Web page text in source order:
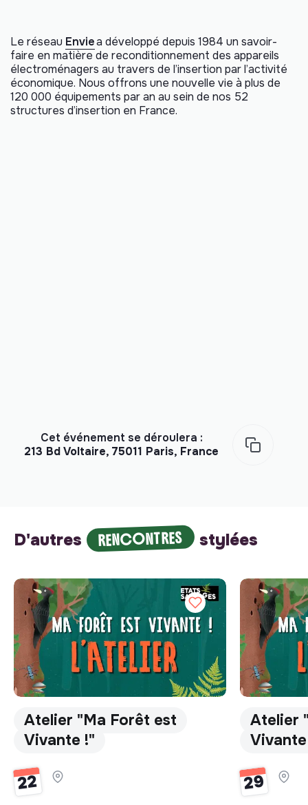
Le réseau Enviea développé depuis 1984 un savoir-
faire en matière de reconditionnement des appareils
électroménagers au travers de l’insertion par l’activité
économique. Nous offrons une nouvelle vie à plus de
120 000 équipements par an au sein de nos 52
structures d’insertion en France.
Cet événement se déroulera :
213 Bd Voltaire, 75011 Paris, France
D'autres RENCONTRES stylées
Atelier "Ma Forêt est
Vivante !"
22
Atelier
29